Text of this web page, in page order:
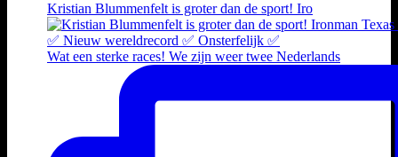
Kristian Blummenfelt is groter dan de sport! Iro
Wat een sterke races! We zijn weer twee Nederlands